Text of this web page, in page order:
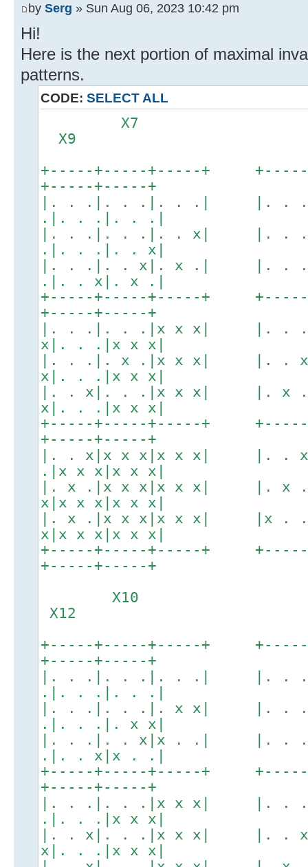
by Serg » Sun Aug 06, 2023 10:42 pm
Hi!
Here is the next portion of maximal
patterns.
CODE: SELECT ALL
X7
X9
+-----+-----+-----+
+-----+-----+
|. . .|. . .|. . .| |. .
.|. . .|. . .|
|. . .|. . .|. . x| |. .
.|. . .|. . x|
|. . .|. . x|. x .| |. .
.|. . x|. x .|
+-----+-----+-----+
+-----+-----+
|. . .|. . .|x x x| |. .
x|. . .|x x x|
|. . .|. x .|x x x| |. .
x|. . .|x x x|
|. . x|. . .|x x x| |.
x|. . .|x x x|
+-----+-----+-----+
+-----+-----+
|. . x|x x x|x x x| |. .
.|x x x|x x x|
|. x .|x x x|x x x| |. x
x|x x x|x x x|
|. x .|x x x|x x x| |x .
x|x x x|x x x|
+-----+-----+-----+
+-----+-----+
X10
X12
+-----+-----+-----+
+-----+-----+
|. . .|. . .|. . .| |. .
.|. . .|. . .|
|. . .|. . .|. x x| |. .
.|. . .|. x x|
|. . .|. . x|x . .| |. .
.|. . x|x . .|
+-----+-----+-----+
+-----+-----+
|. . .|. . .|x x x| |. .
.|. . .|x x x|
|. . x|. . .|x x x| |. .
x|. . .|x x x|